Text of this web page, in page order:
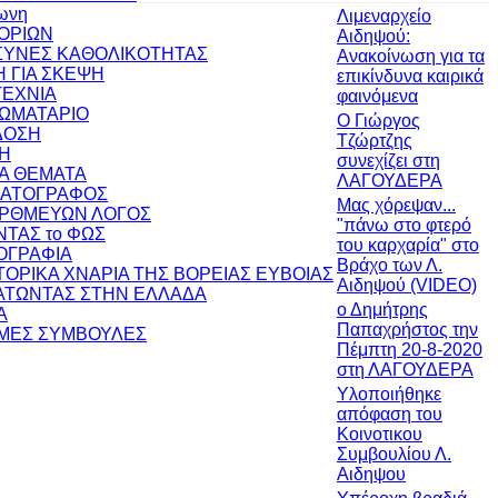
ΚΑΘΟΛΙΚΟΤΗΤΑΣ
ΓΙΑ ΣΚΕΨΗ
ΘΕΜΑΤΑ
ΛΟΓΟΣ
το ΦΩΣ
ΧΝΑΡΙΑ ΤΗΣ ΒΟΡΕΙΑΣ ΕΥΒΟΙΑΣ
ΣΤΗΝ ΕΛΛΑΔΑ
ΣΥΜΒΟΥΛΕΣ
Λιμεναρχείο
Αιδηψού:
Ανακοίνωση για τα
επικίνδυνα καιρικά
φαινόμενα
Ο Γιώργος
Τζώρτζης
συνεχίζει στη
ΛΑΓΟΥΔΕΡΑ
Μας χόρεψαν...
"πάνω στο φτερό
του καρχαρία" στο
Βράχο των Λ.
Αιδηψού (VIDEO)
ο Δημήτρης
Παπαχρήστος την
Πέμπτη 20-8-2020
στη ΛΑΓΟΥΔΕΡΑ
Υλοποιήθηκε
απόφαση του
Κοινοτικου
Συμβουλίου Λ.
Αιδηψου